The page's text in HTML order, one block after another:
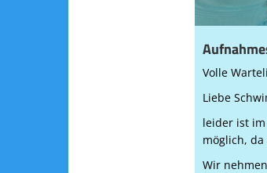
Volle
Liebe
leider ist
möglich,
Wir